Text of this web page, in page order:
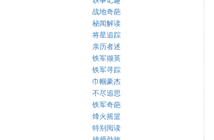
战地奇葩
秘闻解读
将星追踪
亲历者述
铁军撷英
铁军寻踪
巾帼豪杰
不尽追思
铁军奇葩
烽火摇篮
特别阅读